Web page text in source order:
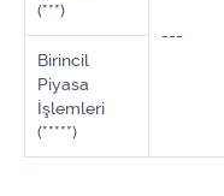
(***)
---
Birincil
Piyasa
İşlemleri
(*****)